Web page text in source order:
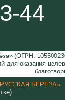
44
(ОГРН:
для оказания
«РУССКАЯ БЕРЕЗА»